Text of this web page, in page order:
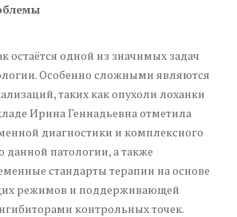
остаётся одной из значимых задач
Особенно сложными являются
таких как опухоли лоханки
Ирина Геннадьевна отметила
диагностики и комплексного
данной патологии, а также
стандарты терапии на основе
режимов и поддерживающей
контрольных точек.